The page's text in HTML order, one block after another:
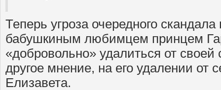
Теперь угроза очередного
бабушкиным любимцем принцем
«добровольно» удалиться от
другое мнение, на его удалении от
Елизавета.